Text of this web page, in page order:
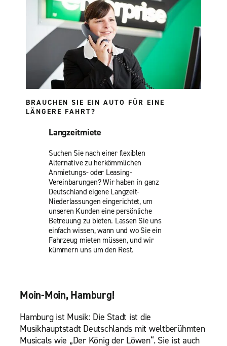
BRAUCHEN SIE EIN AUTO FÜR EINE
LÄNGERE FAHRT?
Langzeitmiete
Suchen Sie nach einer flexiblen
Alternative zu herkömmlichen
Anmietungs- oder Leasing-
Vereinbarungen? Wir haben in ganz
Deutschland eigene Langzeit-
Niederlassungen eingerichtet, um
unseren Kunden eine persönliche
Betreuung zu bieten. Lassen Sie uns
einfach wissen, wann und wo Sie ein
Fahrzeug mieten müssen, und wir
kümmern uns um den Rest.
Moin-Moin, Hamburg!
Hamburg ist Musik: Die Stadt ist die
Musikhauptstadt Deutschlands mit weltberühmten
Musicals wie „Der König der Löwen“. Sie ist auch